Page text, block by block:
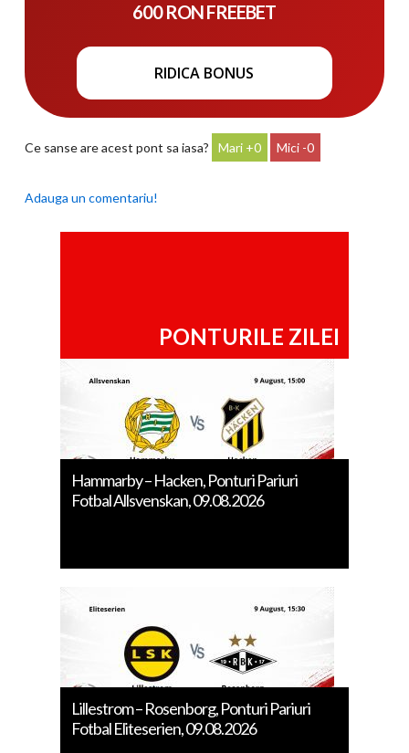
600 RON FREEBET
RIDICA BONUS
Ce sanse are acest pont sa iasa? 0 0
Adauga un comentariu!
PONTURILE ZILEI
Hammarby – Hacken, Ponturi Pariuri
Fotbal Allsvenskan, 09.08.2026
Lillestrom – Rosenborg, Ponturi Pariuri
Fotbal Eliteserien, 09.08.2026